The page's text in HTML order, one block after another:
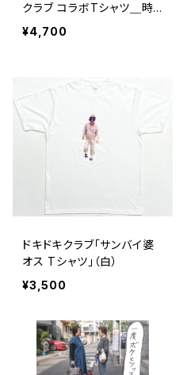
クラブ コラボTシャツ＿時
代に逆行せよ(黒)
¥4,700
ドキドキクラブ「サンバイ婆
オス Tシャツ」（白）
¥3,500